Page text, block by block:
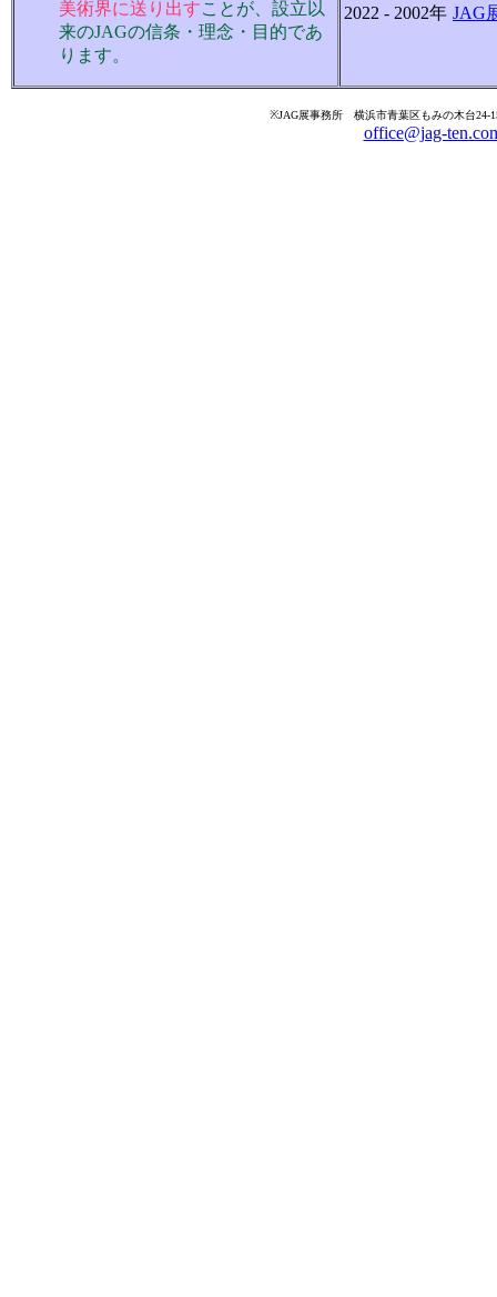
美術界に送り出すことが、設立以
来のJAGの信条・理念・目的であ
ります。
2022 - 2002年 JAG
※JAG展事務所 横浜市青葉区もみの木台24-
office@jag-